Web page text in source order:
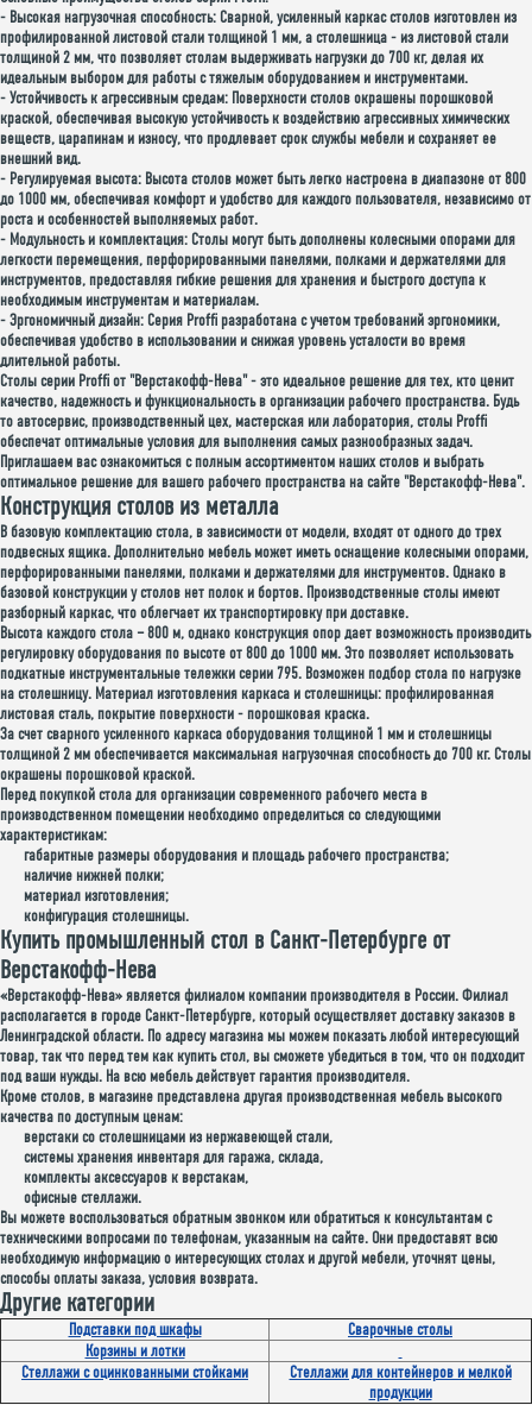
- Высокая нагрузочная способность: Сварной, усиленный каркас столов изготовлен из
профилированной листовой стали толщиной 1 мм, а столешница - из листовой стали
толщиной 2 мм, что позволяет столам выдерживать нагрузки до 700 кг, делая их
идеальным выбором для работы с тяжелым оборудованием и инструментами.
-Устойчивость к агрессивным средам: Поверхности столов окрашены порошковой
краской, обеспечивая высокую устойчивость к воздействию агрессивных химических
веществ, царапинам и износу, что продлевает срок службы мебели и сохраняет ее
внешний вид.
- Регулируемая высота: Высота столов может быть легко настроена в диапазоне от 800
до 1000 мм, обеспечивая комфорт и удобство для каждого пользователя, независимо от
роста и особенностей выполняемых работ.
- Модульность и комплектация: Столы могут быть дополнены колесными опорами для
легкости перемещения, перфорированными панелями, полками и держателями для
инструментов, предоставляя гибкие решения для хранения и быстрого доступа к
необходимым инструментам и материалам.
-Эргономичный дизайн: Серия Proffi разработана с учетом требований эргономики,
обеспечивая удобство в использовании и снижая уровень усталости во время
длительной работы.
Столы серии Proffi от "Верстакофф-Нева" - это идеальное решение для тех, кто ценит
качество, надежность и функциональность в организации рабочего пространства. Будь
то автосервис, производственный цех, мастерская или лаборатория, столы Proffi
обеспечат оптимальные условия для выполнения самых разнообразных задач.
Приглашаем вас ознакомиться с полным ассортиментом наших столов и выбрать
оптимальное решение для вашего рабочего пространства на сайте "Верстакофф-Нева".
Конструкция столов из металла
В базовую комплектацию стола, в зависимости от модели, входят от одного до трех
подвесных ящика. Дополнительно мебель может иметь оснащение колесными опорами,
перфорированными панелями, полками и держателями для инструментов. Однако в
базовой конструкции у столов нет полок и бортов. Производственные столы имеют
разборный каркас, что облегчает их транспортировку при доставке.
Высота каждого стола – 800 м, однако конструкция опор дает возможность производить
регулировку оборудования по высоте от 800 до 1000 мм. Это позволяет использовать
подкатные инструментальные тележки серии 795. Возможен подбор стола по нагрузке
на столешницу. Материал изготовления каркаса и столешницы: профилированная
листовая сталь, покрытие поверхности - порошковая краска.
За счет сварного усиленного каркаса оборудования толщиной 1 мм и столешницы
толщиной 2 мм обеспечивается максимальная нагрузочная способность до 700 кг. Столы
окрашены порошковой краской.
Перед покупкой стола для организации современного рабочего места в
производственном помещении необходимо определиться со следующими
характеристикам:
габаритные размеры оборудования и площадь рабочего пространства;
наличие нижней полки;
материал изготовления;
конфигурация столешницы.
Купить промышленный стол в Санкт-Петербурге от
Верстакофф-Нева
«Верстакофф-Нева» является филиалом компании производителя в России. Филиал
располагается в городе Санкт-Петербурге, который осуществляет доставку заказов в
Ленинградской области. По адресу магазина мы можем показать любой интересующий
товар, так что перед тем как купить стол, вы сможете убедиться в том, что он подходит
под ваши нужды. На всю мебель действует гарантия производителя.
Кроме столов, в магазине представлена другая производственная мебель высокого
качества по доступным ценам:
верстаки со столешницами из нержавеющей стали,
системы хранения инвентаря для гаража, склада,
комплекты аксессуаров к верстакам,
офисные стеллажи.
Вы можете воспользоваться обратным звонком или обратиться к консультантам с
техническими вопросами по телефонам, указанным на сайте. Они предоставят всю
необходимую информацию о интересующих столах и другой мебели, уточнят цены,
способы оплаты заказа, условия возврата.
Другие категории
Подставки под шкафы
Сварочные столы
Корзины и лотки
Стеллажи с оцинкованными стойками
Стеллажи для контейнеров и мелкой
продукции